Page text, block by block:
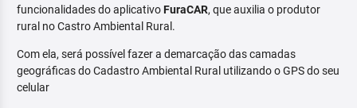
funcionalidades do aplicativoFuraCAR, que auxilia o produtor
rural no Castro Ambiental Rural.
Com ela, será possível fazer a demarcação das camadas
geográficas do Cadastro Ambiental Rural utilizando o GPS do seu
celular